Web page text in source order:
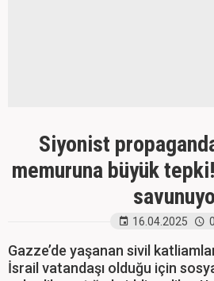
Siyonist
memuruna büyük
16.04.2025
Gazze’de yaşanan sivil
İsrail vatandaşı olduğu için